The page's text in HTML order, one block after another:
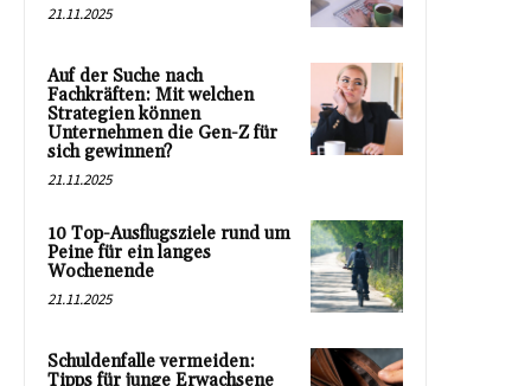
21.11.2025
Auf der Suche nach
Fachkräften: Mit welchen
Strategien können
Unternehmen die Gen-Z für
sich gewinnen?
21.11.2025
10 Top-Ausflugsziele rund um
Peine für ein langes
Wochenende
21.11.2025
Schuldenfalle vermeiden:
Tipps für junge Erwachsene